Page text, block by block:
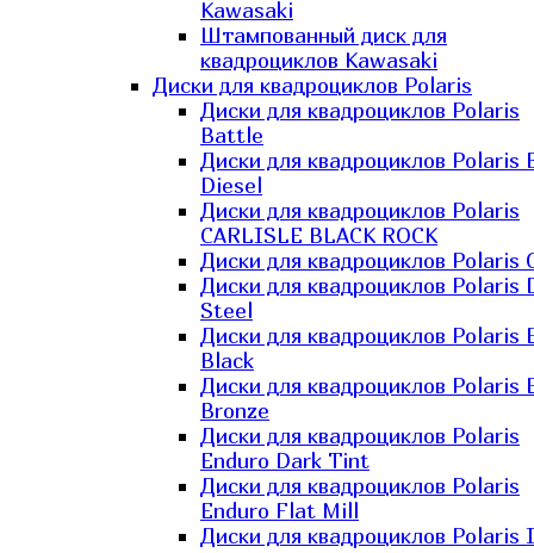
Kawasaki​
Штампованный диск для
квадроциклов Kawasaki​
Диски для квадроциклов Polaris
Диски для квадроциклов Polaris
Battle
Диски для квадроциклов Polaris
Diesel
Диски для квадроциклов Polaris
CARLISLE BLACK ROCK
Диски для квадроциклов Polaris
Диски для квадроциклов Polaris
Steel
Диски для квадроциклов Polaris
Black
Диски для квадроциклов Polaris
Bronze
Диски для квадроциклов Polaris
Enduro Dark Tint
Диски для квадроциклов Polaris
Enduro Flat Mill
Диски для квадроциклов Polaris